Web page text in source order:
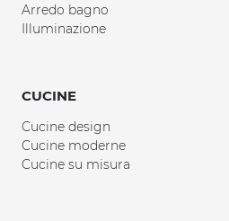
Arredo bagno
Illuminazione
CUCINE
Cucine design
Cucine moderne
Cucine su misura